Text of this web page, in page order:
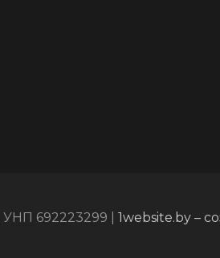
692223299 | 1website.by –